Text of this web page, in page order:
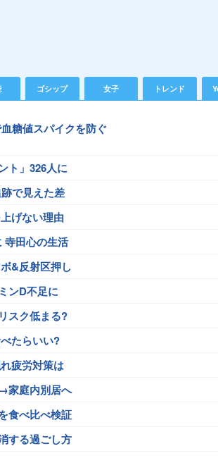
ゴシップ 女子 トレンド
糖値スパイクを防ぐ
ト」326人に
で見えた差
げない理由
田心の生活
&反射区押し
ンD不足に
スク低まる?
たらいい?
疲労対策は
家庭内別居へ
食べ比べ検証
する過ごし方